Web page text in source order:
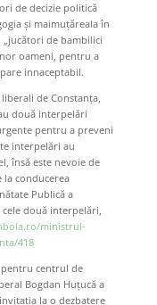
de decizie politică
și maimuțăreala în
de bambilici
oameni, pentru a
innaceptabil.
de Constanța,
două interpelări
pentru a preveni
interpelări au
însă este nevoie de
la conducerea
Publică a
două interpelări,
ministrul-
418
pentru centrul de
Bogdan Huțucă a
la o dezbatere